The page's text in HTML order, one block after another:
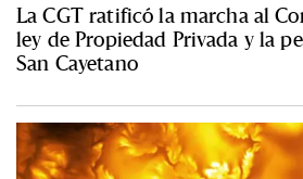
La CGT ratificó la marcha al
ley de Propiedad Privada y la
San Cayetano